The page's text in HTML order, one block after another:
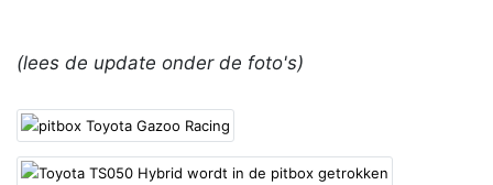
(lees de update onder de foto's)